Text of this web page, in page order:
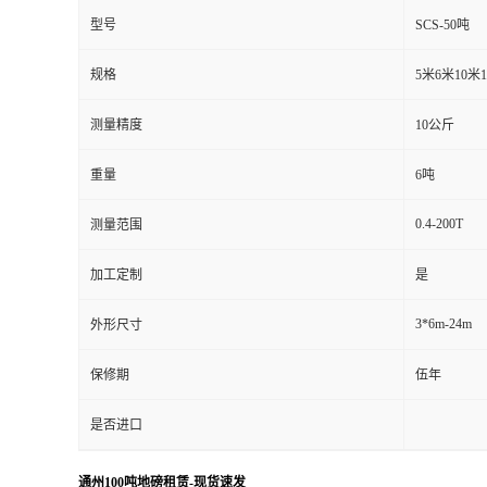
型号 SCS-50吨
规格 5米6米10米
测量精度 10公斤
重量 6吨
测量范围 0.4-200T
加工定制 是
外形尺寸 3*6m-24m
保修期 伍年
是否进口
通州100吨地磅租赁-现货速发